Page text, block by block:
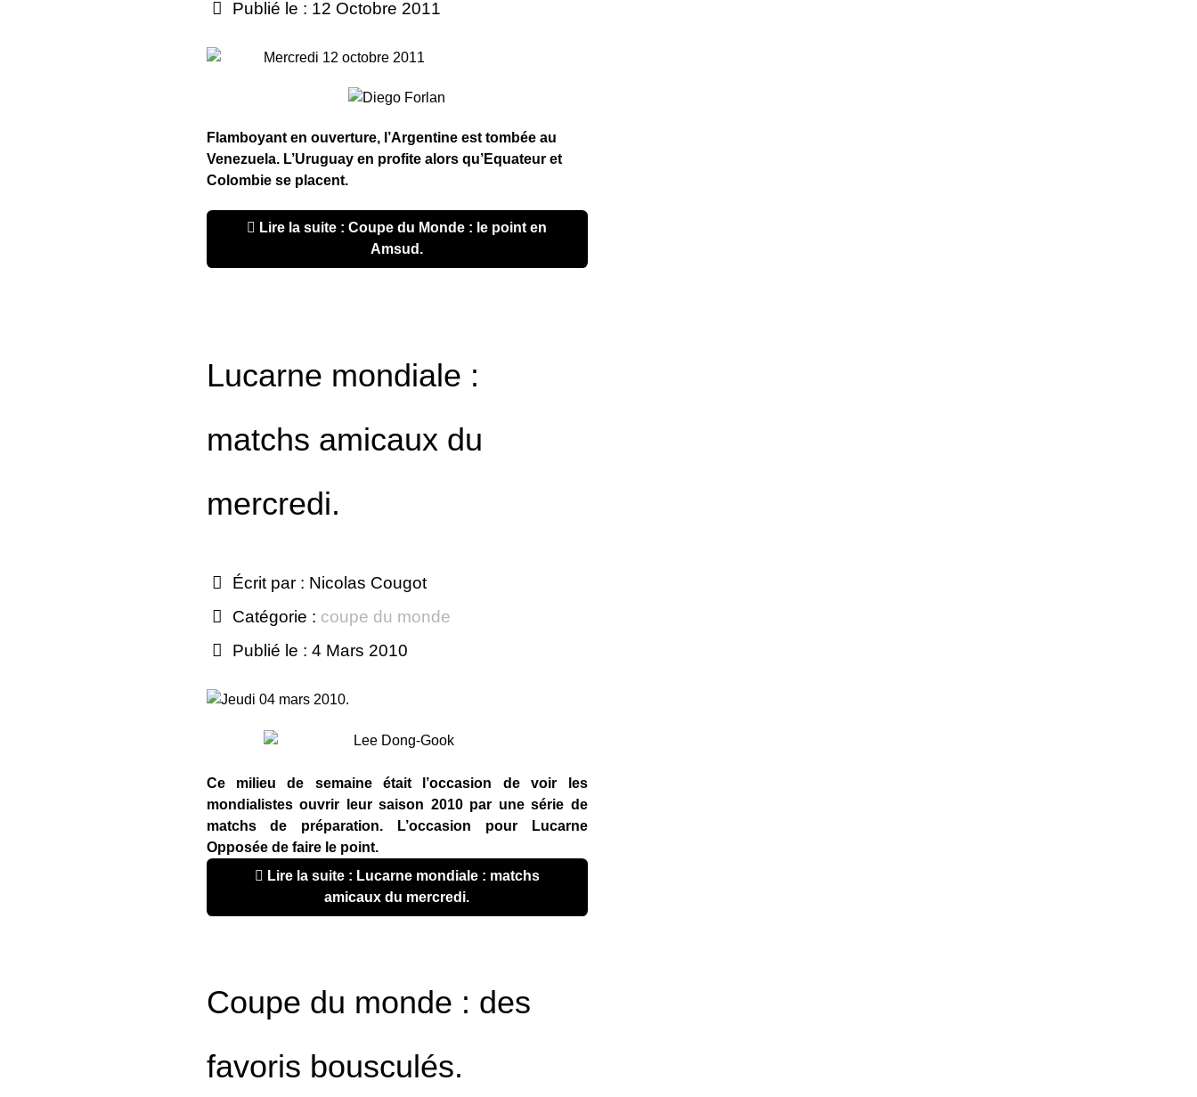
Publié le : 12 Octobre 2011
Mercredi 12 octobre 2011
Flamboyant en ouverture, l’Argentine est tombée au
Venezuela. L’Uruguay en profite alors qu’Equateur et
Colombie se placent.
Amsud.
Lucarne mondiale :
matchs amicaux du
mercredi.
Écrit par : Nicolas Cougot
Catégorie : coupe du monde
Publié le : 4 Mars 2010
Jeudi 04 mars 2010.
Ce milieu de semaine était l’occasion de voir les
mondialistes ouvrir leur saison 2010 par une série de
matchs de préparation. L’occasion pour Lucarne
Opposée de faire le point.
amicaux du mercredi.
Coupe du monde : des
favoris bousculés.